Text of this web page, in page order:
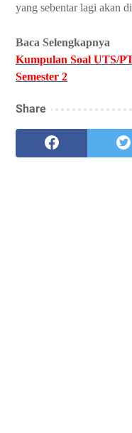
yang sebentar lagi akan
Baca Selengkapnya
Kumpulan Soal UTS/
Semester 2
Share